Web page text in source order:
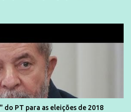
do PT para as eleições de 2018